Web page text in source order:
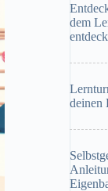
dem
deinen